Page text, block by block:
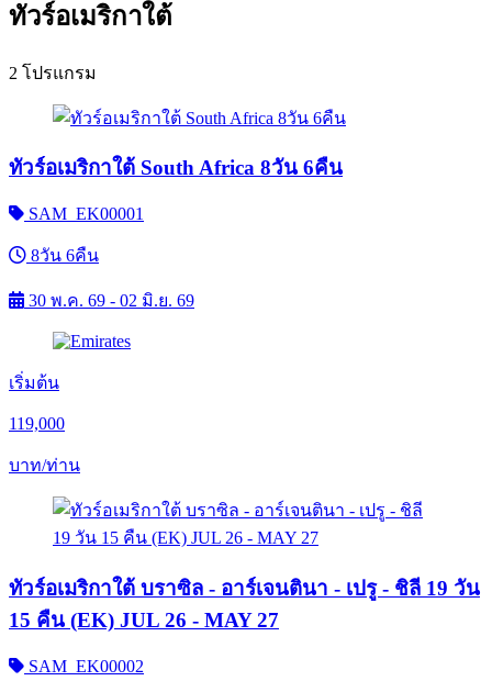
ทัวร์อเมริกาใต้
2 โปรแกรม
ทัวร์อเมริกาใต้ South Africa 8วัน 6คืน
SAM_EK00001
8วัน 6คืน
30 พ.ค. 69 - 02 มิ.ย. 69
เริ่มต้น
119,000
บาท/ท่าน
ทัวร์อเมริกาใต้ บราซิล - อาร์เจนตินา - เปรู - ชิลี 19 วัน
15 คืน (EK) JUL 26 - MAY 27
SAM_EK00002